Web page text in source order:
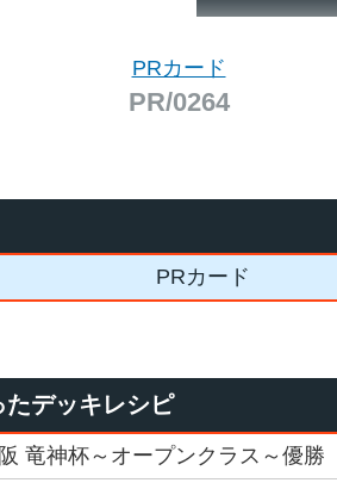
PRカード
PR/0264
PRカード
たデッキレシピ
竜神杯～オープンクラス～優勝